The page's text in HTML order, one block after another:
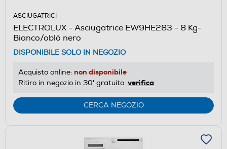
ASCIUGATRICI
ELECTROLUX - Asciugatrice EW9HE283 - 8 Kg-
Bianco/oblò nero
DISPONIBILE SOLO IN NEGOZIO
Acquisto online: non disponibile
Ritiro in negozio in 30' gratuito: verifica
CERCA NEGOZIO